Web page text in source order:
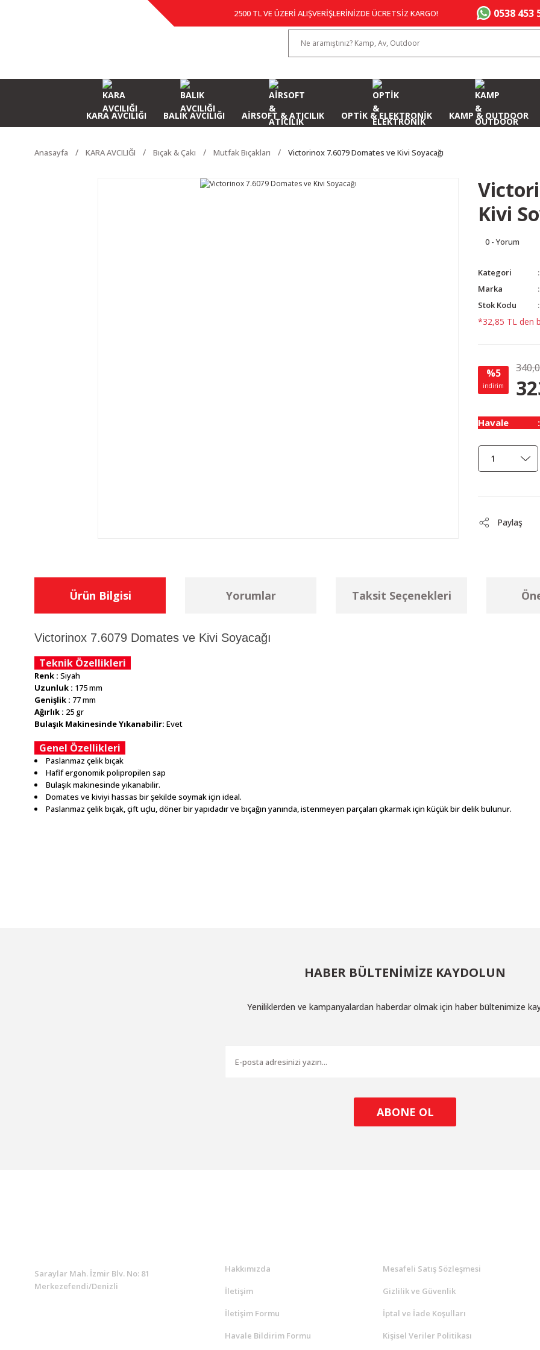
2500 TL VE ÜZERİ ALIŞVERİŞLERİNİZDE ÜCRETSİZ KARGO! 0538 453
KARA AVCILIĞI BALIK AVCILIĞI AİRSOFT & ATICILIK OPTİK & ELEKTRONİK KAMP & OUTDOOR
Anasayfa KARA AVCILIĞI Bıçak & Çakı Mutfak Bıçakları Victorinox 7.6079 Domates ve Kivi Soyacağı
Kivi
0 - Yorum
Kategori
Marka
Stok Kodu
*32,85 TL den
%5
indirim
Havale
Paylaş
Ürün Bilgisi Yorumlar Taksit Seçenekleri
Victorinox 7.6079 Domates ve Kivi Soyacağı
Teknik Özellikleri
Renk : Siyah
Uzunluk : 175 mm
Genişlik : 77 mm
Ağırlık : 25 gr
Bulaşık Makinesinde Yıkanabilir: Evet
Genel Özellikleri
Paslanmaz çelik bıçak
Hafif ergonomik polipropilen sap
Bulaşık makinesinde yıkanabilir.
Domates ve kiviyi hassas bir şekilde soymak için ideal.
Paslanmaz çelik bıçak, çift uçlu, döner bir yapıdadır ve bıçağın yanında, istenmeyen parçaları çıkarmak için küçük bir delik bulunur.
HABER BÜLTENİMİZE KAYDOLUN
Yeniliklerden ve kampanyalardan haberdar olmak için haber bültenimize
ABONE OL
Saraylar Mah. İzmir Blv. No: 81
Merkezefendi/Denizli
Hakkımızda
İletişim
İletişim Formu
Havale Bildirim Formu
Mesafeli Satış Sözleşmesi
Gizlilik ve Güvenlik
İptal ve İade Koşulları
Kişisel Veriler Politikası